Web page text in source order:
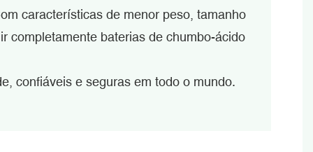
características de menor peso, tamanho
completamente baterias de chumbo-ácido
confiáveis e seguras em todo o mundo.